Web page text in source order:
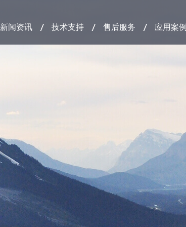
新闻资讯 技术支持 售后服务 应用案例